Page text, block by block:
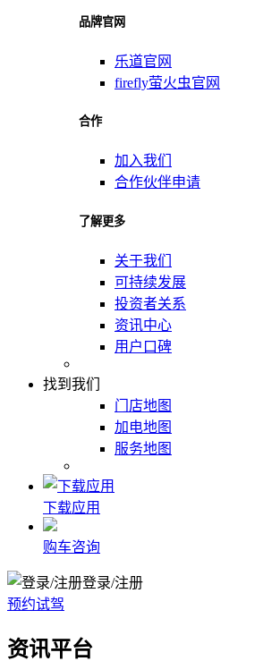
品牌官网
乐道官网
firefly萤火虫官网
合作
加入我们
合作伙伴申请
了解更多
关于我们
可持续发展
投资者关系
资讯中心
用户口碑
找到我们
门店地图
加电地图
服务地图
下载应用
购车咨询
登录/注册
预约试驾
资讯平台